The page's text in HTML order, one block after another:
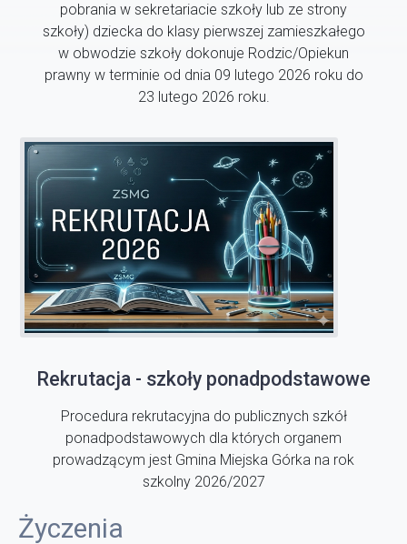
pobrania w sekretariacie szkoły lub ze strony
szkoły) dziecka do klasy pierwszej zamieszkałego
w obwodzie szkoły dokonuje Rodzic/Opiekun
prawny w terminie od dnia 09 lutego 2026 roku do
23 lutego 2026 roku.
Rekrutacja - szkoły ponadpodstawowe
Procedura rekrutacyjna do publicznych szkół
ponadpodstawowych dla których organem
prowadzącym jest Gmina Miejska Górka na rok
szkolny 2026/2027
Życzenia